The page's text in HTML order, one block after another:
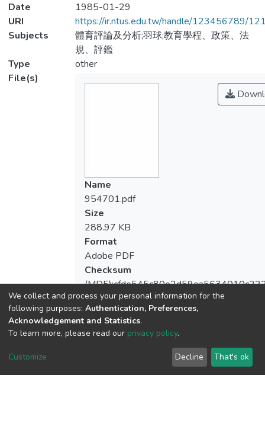
Date
1985-01-29
URI
https://ir.ntus.edu.tw/handle/123456789/
Subjects
體育評論及分析;羽球;教育學程、政策、法
規、評鑑
Type
other
File(s)
Name
954701.pdf
Size
288.97 KB
Format
Adobe PDF
Checksum
View metrics
We collect and process your personal information for the
following purposes: Authentication, Preferences,
Acknowledgement and Statistics.
To learn more, please read our privacy policy.
Customize Decline That's ok